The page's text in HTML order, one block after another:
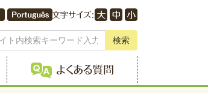
検索
どものページ よくある質問